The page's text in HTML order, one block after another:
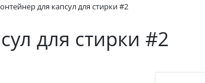
для капсул для стирки #2
для стирки #2